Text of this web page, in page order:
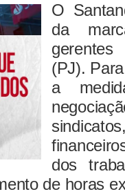
O
da
gerentes
(PJ).
a
dos
de horas